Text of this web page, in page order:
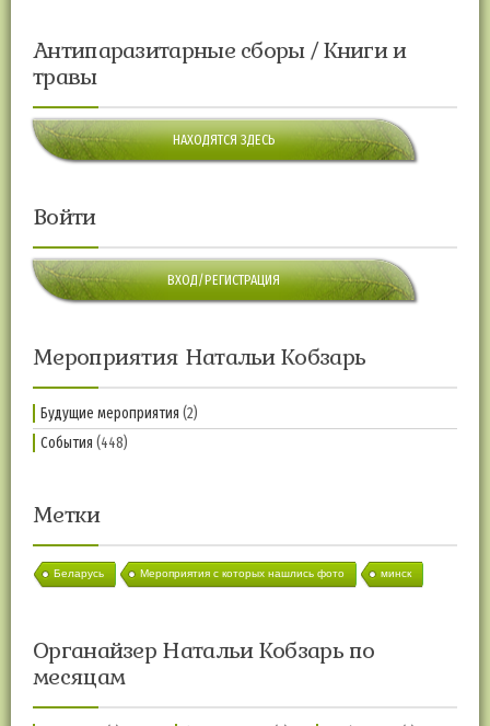
Антипаразитарные сборы / Книги и
травы
НАХОДЯТСЯ ЗДЕСЬ
Войти
ВХОД/РЕГИСТРАЦИЯ
Мероприятия Натальи Кобзарь
Будущие мероприятия (2)
События (448)
Метки
Беларусь Мероприятия с которых нашлись фото минск
Органайзер Натальи Кобзарь по
месяцам